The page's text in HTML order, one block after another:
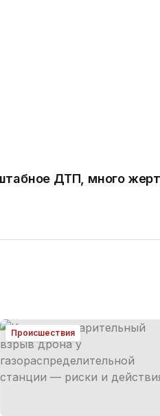
ДТП, много
Происшествия